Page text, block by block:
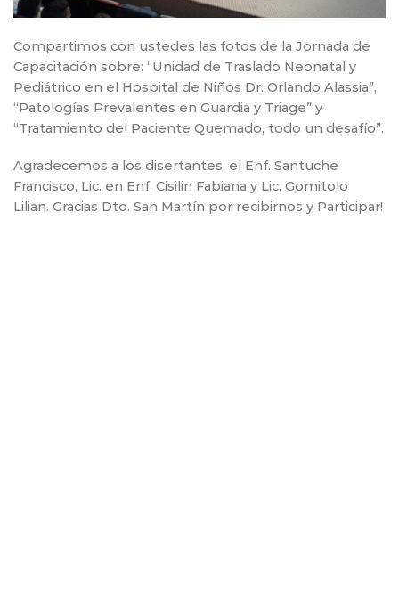
Compartimos con ustedes las fotos de la Jornada de
Capacitación sobre: “Unidad de Traslado Neonatal y
Pediátrico en el Hospital de Niños Dr. Orlando Alassia”,
“Patologías Prevalentes en Guardia y Triage” y
“Tratamiento del Paciente Quemado, todo un desafío”.
Agradecemos a los disertantes, el Enf. Santuche
Francisco, Lic. en Enf. Cisilin Fabiana y Lic. Gomitolo
Lilian. Gracias Dto. San Martín por recibirnos y Participar!